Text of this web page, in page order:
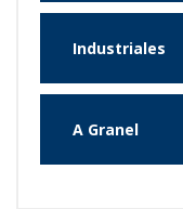
Industriales
A Granel